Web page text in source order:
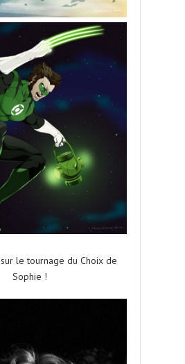
sur le tournage du Choix de
Sophie !